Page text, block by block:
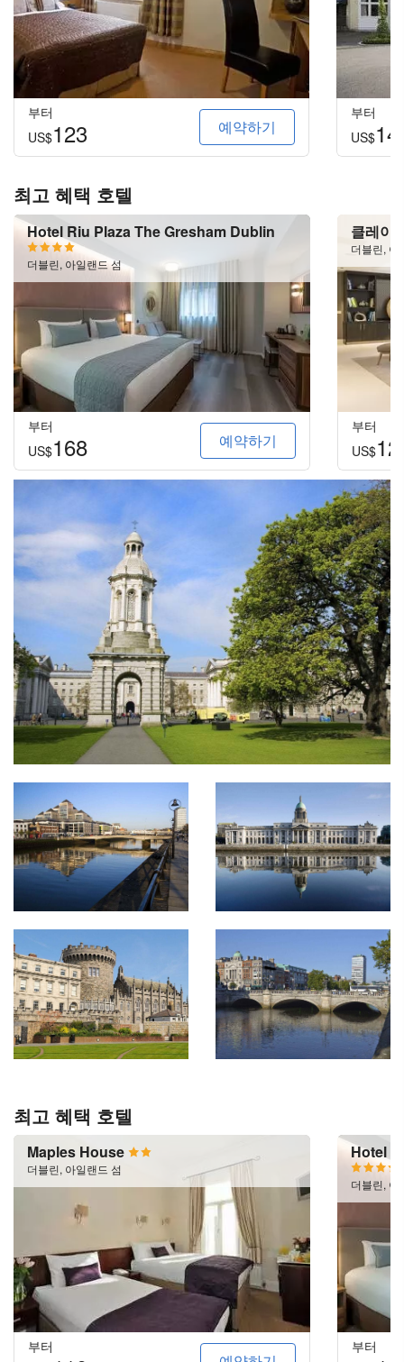
부터
US$123 예약하기
부터
US$
최고 혜택 호텔
Hotel Riu Plaza The Gresham Dublin
더블린, 아일랜드 섬
부터
US$168 예약하기
클레이
더블린, 아
부터
US$
최고 혜택 호텔
Maples House
더블린, 아일랜드 섬
부터
Hotel
더블린, 아
부터